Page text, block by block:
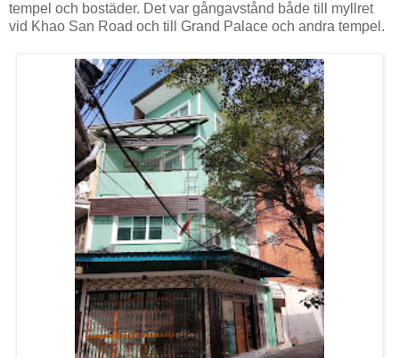
tempel och bostäder. Det var gångavstånd både till myllret
vid Khao San Road och till Grand Palace och andra tempel.